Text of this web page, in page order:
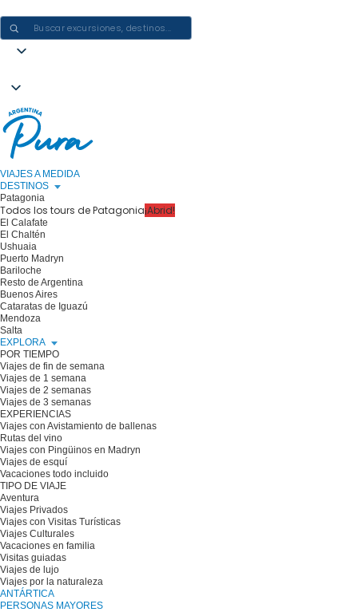
VIAJES A MEDIDA
DESTINOS
Patagonia
Todos los tours de Patagonia¡Abrid!
El Calafate
El Chaltén
Ushuaia
Puerto Madryn
Bariloche
Resto de Argentina
Buenos Aires
Cataratas de Iguazú
Mendoza
Salta
EXPLORA
POR TIEMPO
Viajes de fin de semana
Viajes de 1 semana
Viajes de 2 semanas
Viajes de 3 semanas
EXPERIENCIAS
Viajes con Avistamiento de ballenas
Rutas del vino
Viajes con Pingüinos en Madryn
Viajes de esquí
Vacaciones todo incluido
TIPO DE VIAJE
Aventura
Viajes Privados
Viajes con Visitas Turísticas
Viajes Culturales
Vacaciones en familia
Visitas guiadas
Viajes de lujo
Viajes por la naturaleza
ANTÁRTICA
PERSONAS MAYORES